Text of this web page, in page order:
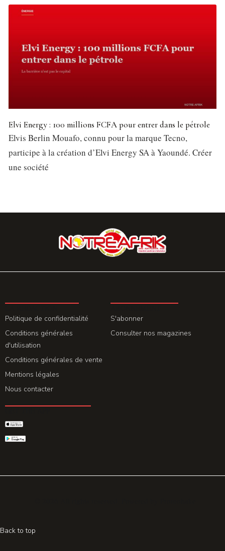
Elvi Energy : 100 millions FCFA pour entrer dans le pétrole
Elvis Berlin Mouafo, connu pour la marque Tecno,
participe à la création d’Elvi Energy SA à Yaoundé. Créer
une société
Politique de confidentialité
Conditions générales
d'utilisation
Conditions générales de vente
Mentions légales
Nous contacter
S'abonner
Consulter nos magazines
Back to top